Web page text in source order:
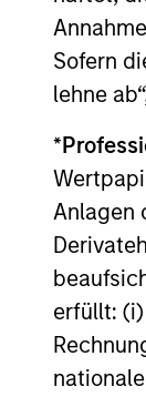
Sofern
lehne
*
Anlagen
erfüllt: (i)